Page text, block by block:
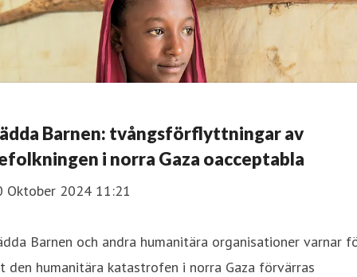
Barnen: tvångsförflyttningar av
i norra Gaza oacceptabla
Oktober 2024 11:21
Barnen och andra humanitära organisationer varnar
den humanitära katastrofen i norra Gaza förvärras